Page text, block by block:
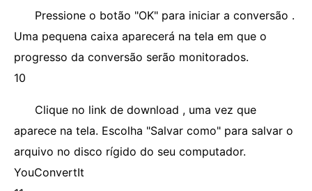
Pressione o botão "OK" para iniciar a conversão .
Uma pequena caixa aparecerá na tela em que o
progresso da conversão serão monitorados.
10
Clique no link de download , uma vez que
aparece na tela. Escolha "Salvar como" para salvar o
arquivo no disco rígido do seu computador.
YouConvertIt